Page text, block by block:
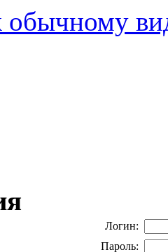
обычному
Логин:
Пароль: